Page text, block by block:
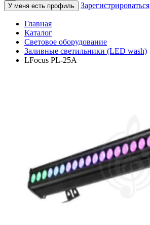
У меня есть профиль
Зарегистрироваться
Главная
Каталог
Световое оборудование
Заливные светильники (LED wash)
LFocus PL-25A